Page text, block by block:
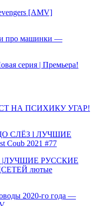
[AMV]
про машинки —
серия | Премьера!
НА ПСИХИКУ УГАР!
СЛЁЗ l ЛУЧШИЕ
2021 #77
РУССКИЕ
лютые
2020-го года —